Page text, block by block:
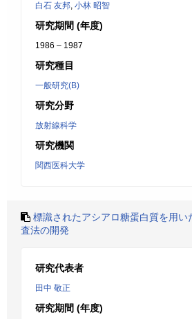
白石 友邦, 小林 昭智
研究期間 (年度)
1986 – 1987
研究種目
一般研究(B)
研究分野
放射線科学
研究機関
関西医科大学
標識されたアシアロ糖蛋白質を用い
査法の開発
研究代表者
田中 敬正
研究期間 (年度)